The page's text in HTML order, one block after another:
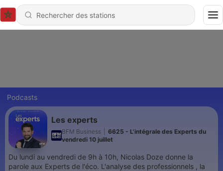
Podcasts
Les experts
BFM Business
6625 - L'intégrale des Experts du
vendredi 10 juillet
Du lundi au vendredi de 9h à 10h, Nicolas Doze donne la
parole aux Experts de l'éco. L'analyse des professionnels , la